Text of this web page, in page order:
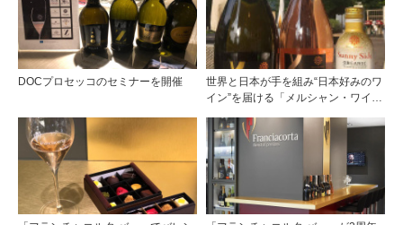
DOCプロセッコのセミナーを開催
世界と日本が手を組み“日本好みのワ
イン”を届ける「メルシャン・ワイン
ンが登場！